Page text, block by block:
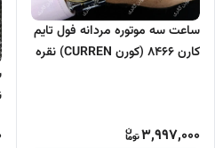
ساعت سه موتوره مردانه فول تایم
کارن 8466 (کورن CURREN) نقره
3,997,000